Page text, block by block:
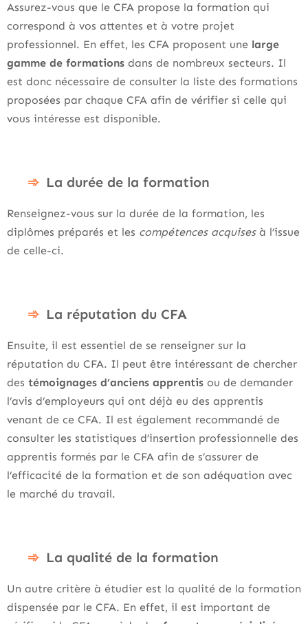
Assurez-vous que le CFA propose la formation qui
correspond à vos attentes et à votre projet
professionnel. En effet, les CFA proposent une large
gamme de formations dans de nombreux secteurs. Il
est donc nécessaire de consulter la liste des formations
proposées par chaque CFA afin de vérifier si celle qui
vous intéresse est disponible.
La durée de la formation
Renseignez-vous sur la durée de la formation, les
diplômes préparés et les compétences acquisesà l’issue
de celle-ci.
La réputation du CFA
Ensuite, il est essentiel de se renseigner sur la
réputation du CFA. Il peut être intéressant de chercher
des témoignages d’anciens apprentis ou de demander
l’avis d’employeurs qui ont déjà eu des apprentis
venant de ce CFA. Il est également recommandé de
consulter les statistiques d’insertion professionnelle des
apprentis formés par le CFA afin de s’assurer de
l’efficacité de la formation et de son adéquation avec
le marché du travail.
La qualité de la formation
Un autre critère à étudier est la qualité de la formation
dispensée par le CFA. En effet, il est important de